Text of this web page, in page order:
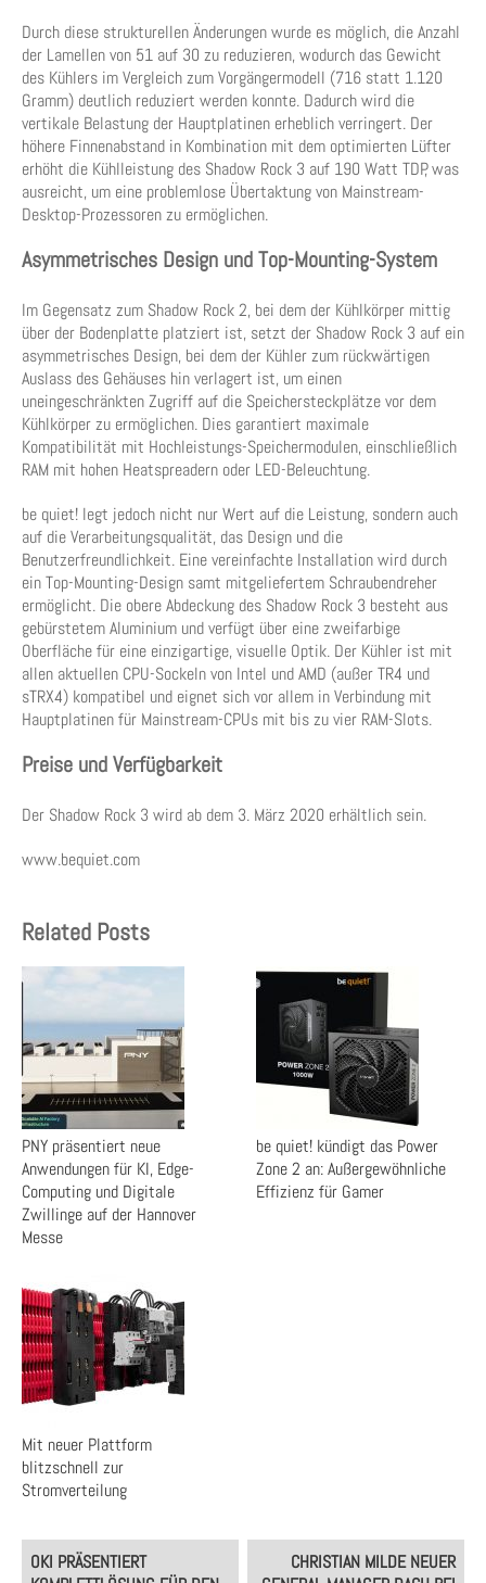
Durch diese strukturellen Änderungen wurde es möglich, die Anzahl
der Lamellen von 51 auf 30 zu reduzieren, wodurch das Gewicht
des Kühlers im Vergleich zum Vorgängermodell (716 statt 1.120
Gramm) deutlich reduziert werden konnte. Dadurch wird die
vertikale Belastung der Hauptplatinen erheblich verringert. Der
höhere Finnenabstand in Kombination mit dem optimierten Lüfter
erhöht die Kühlleistung des Shadow Rock 3 auf 190 Watt TDP, was
ausreicht, um eine problemlose Übertaktung von Mainstream-
Desktop-Prozessoren zu ermöglichen.
Asymmetrisches Design und Top-Mounting-System
Im Gegensatz zum Shadow Rock 2, bei dem der Kühlkörper mittig
über der Bodenplatte platziert ist, setzt der Shadow Rock 3 auf ein
asymmetrisches Design, bei dem der Kühler zum rückwärtigen
Auslass des Gehäuses hin verlagert ist, um einen
uneingeschränkten Zugriff auf die Speichersteckplätze vor dem
Kühlkörper zu ermöglichen. Dies garantiert maximale
Kompatibilität mit Hochleistungs-Speichermodulen, einschließlich
RAM mit hohen Heatspreadern oder LED-Beleuchtung.
be quiet! legt jedoch nicht nur Wert auf die Leistung, sondern auch
auf die Verarbeitungsqualität, das Design und die
Benutzerfreundlichkeit. Eine vereinfachte Installation wird durch
ein Top-Mounting-Design samt mitgeliefertem Schraubendreher
ermöglicht. Die obere Abdeckung des Shadow Rock 3 besteht aus
gebürstetem Aluminium und verfügt über eine zweifarbige
Oberfläche für eine einzigartige, visuelle Optik. Der Kühler ist mit
allen aktuellen CPU-Sockeln von Intel und AMD (außer TR4 und
sTRX4) kompatibel und eignet sich vor allem in Verbindung mit
Hauptplatinen für Mainstream-CPUs mit bis zu vier RAM-Slots.
Preise und Verfügbarkeit
Der Shadow Rock 3 wird ab dem 3. März 2020 erhältlich sein.
www.bequiet.com
Related Posts
PNY präsentiert neue
Anwendungen für KI, Edge-
Computing und Digitale
Zwillinge auf der Hannover
Messe
be quiet! kündigt das Power
Zone 2 an: Außergewöhnliche
Effizienz für Gamer
Mit neuer Plattform
blitzschnell zur
Stromverteilung
Post
navigation
OKI PRÄSENTIERT
CHRISTIAN MILDE NEUER